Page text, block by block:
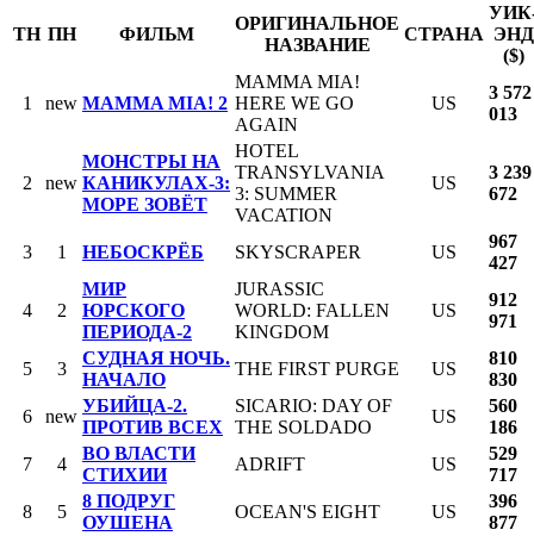
ТН ПН ФИЛЬМ
ОРИГИНАЛЬНОЕ
НАЗВАНИЕ
СТРАНА ЭНД
($)
1 new MAMMA MIA! 2
MAMMA MIA!
HERE WE GO
AGAIN
US
3 572
013
2 new
МОНСТРЫ НА
КАНИКУЛАХ-3:
МОРЕ ЗОВЁТ
HOTEL
TRANSYLVANIA
3: SUMMER
VACATION
US
3 239
672
3 1 НЕБОСКРЁБ SKYSCRAPER US
967
427
4 2
МИР
ЮРСКОГО
ПЕРИОДА-2
JURASSIC
WORLD: FALLEN
KINGDOM
US
912
971
5 3
СУДНАЯ НОЧЬ.
НАЧАЛО
THE FIRST PURGE US
810
830
6
new
УБИЙЦА-2.
ПРОТИВ ВСЕХ
SICARIO: DAY OF
THE SOLDADO
US
560
186
7
4
ВО ВЛАСТИ
СТИХИИ
ADRIFT US
529
717
8
5
8 ПОДРУГ
ОУШЕНА
OCEAN'S EIGHT US
396
877